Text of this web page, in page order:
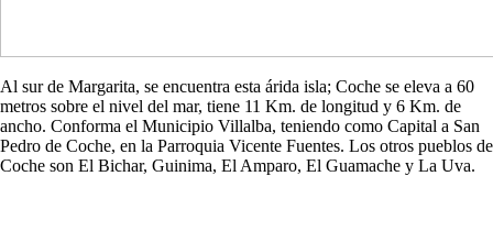
Al sur de Margarita, se encuentra esta árida isla; Coche se eleva a 60
metros sobre el nivel del mar, tiene 11 Km. de longitud y 6 Km. de
ancho. Conforma el Municipio Villalba, teniendo como Capital a San
Pedro de Coche, en la Parroquia Vicente Fuentes. Los otros pueblos de
Coche son El Bichar, Guinima, El Amparo, El Guamache y La Uva.